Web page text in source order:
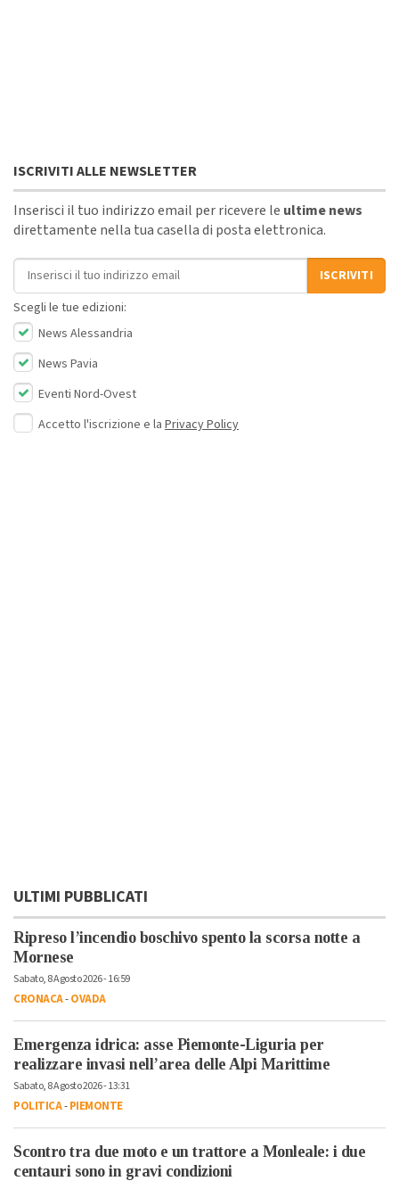
ISCRIVITI ALLE NEWSLETTER
Inserisci il tuo indirizzo email per ricevere le ultime news
direttamente nella tua casella di posta elettronica.
Indirizzo email
ISCRIVITI
Scegli le tue edizioni:
News Alessandria
News Pavia
Eventi Nord-Ovest
Accetto l'iscrizione e la Privacy Policy
ULTIMI PUBBLICATI
Ripreso l’incendio boschivo spento la scorsa notte a
Mornese
Sabato, 8 Agosto 2026 - 16:59
CRONACA-OVADA
Emergenza idrica: asse Piemonte-Liguria per
realizzare invasi nell’area delle Alpi Marittime
Sabato, 8 Agosto 2026 - 13:31
POLITICA-PIEMONTE
Scontro tra due moto e un trattore a Monleale: i due
centauri sono in gravi condizioni